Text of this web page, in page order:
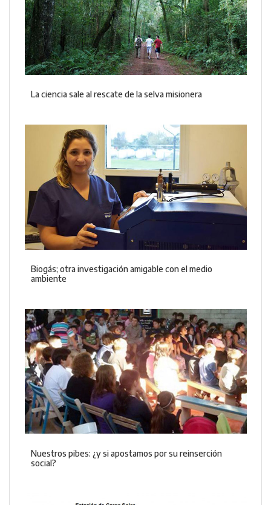
La ciencia sale al rescate de la selva misionera
Biogás; otra investigación amigable con el medio
ambiente
Nuestros pibes: ¿y si apostamos por su reinserción
social?